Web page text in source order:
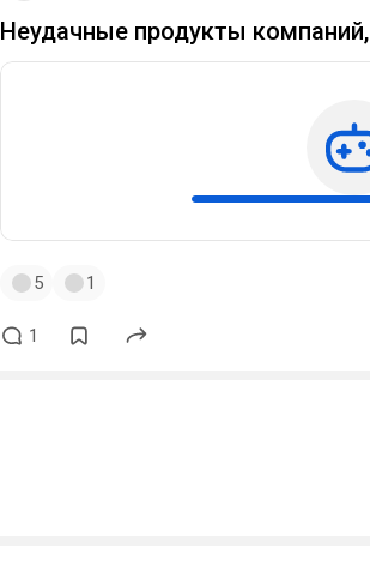
Неудачные продукты компаний,
5 1
1